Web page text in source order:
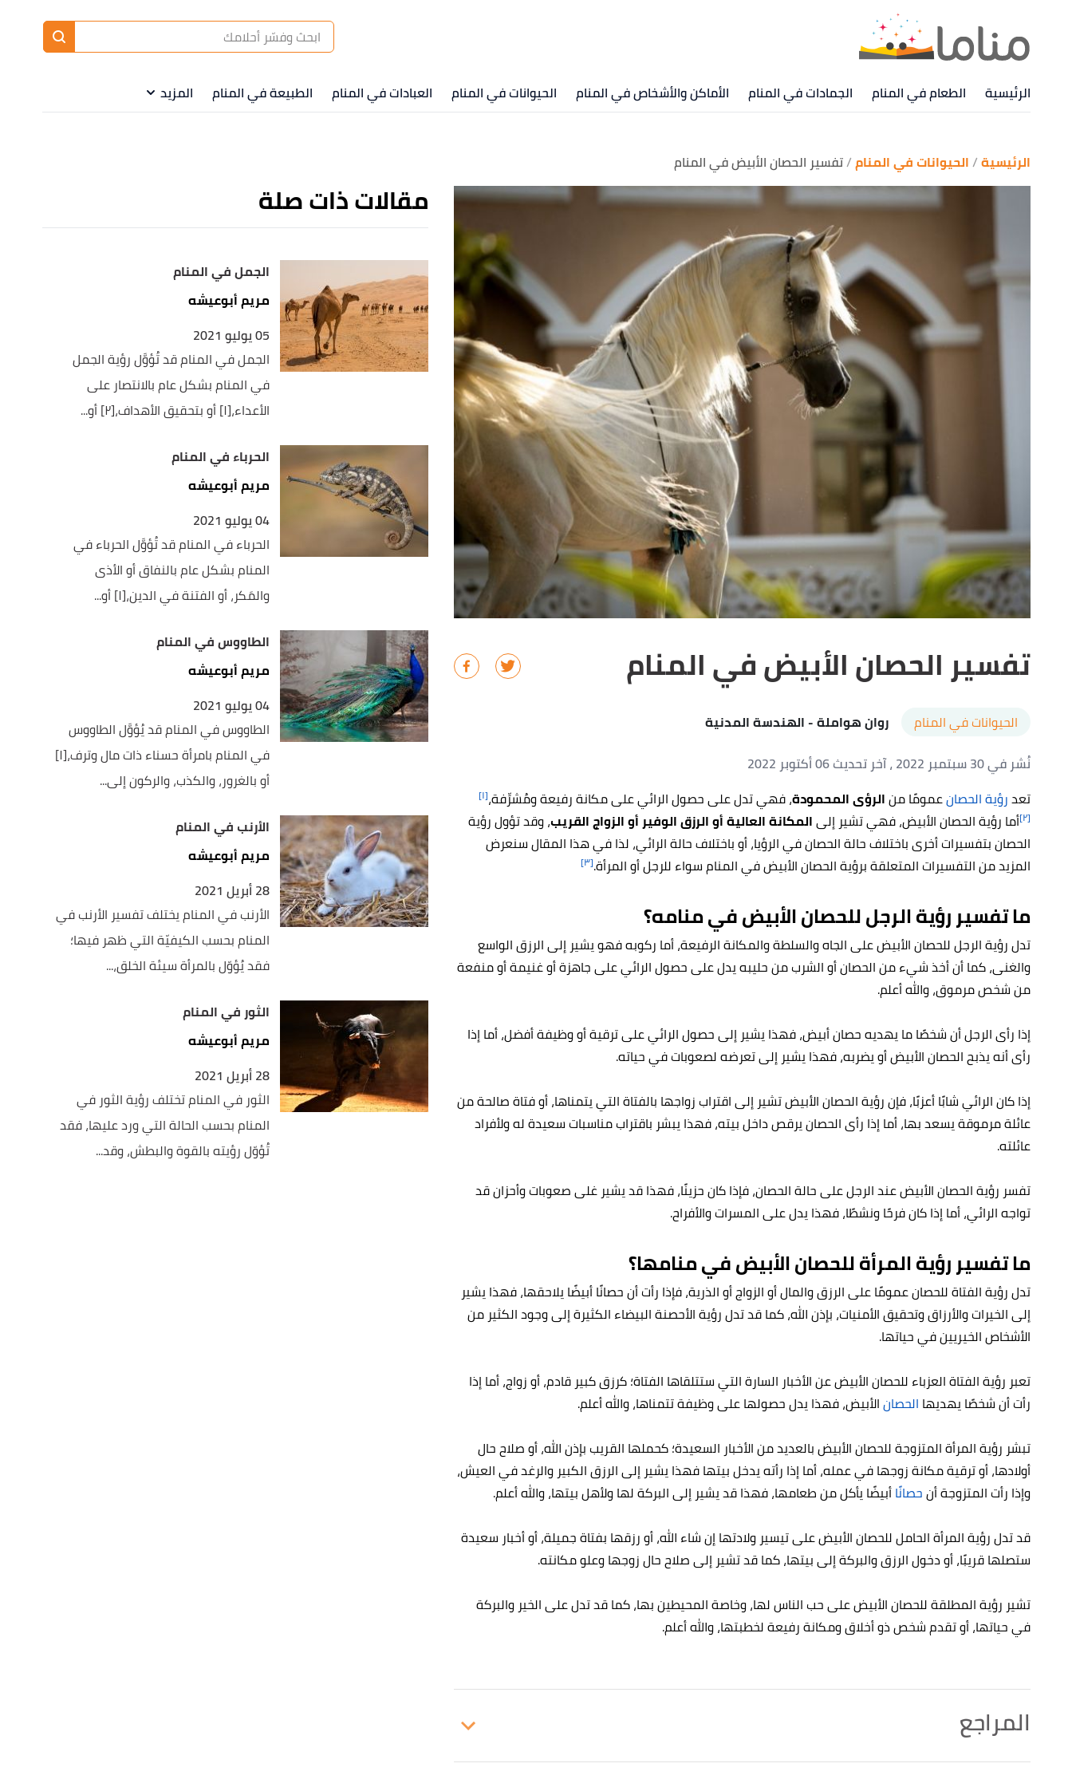
الرئيسية الطعام في المنام الجمادات في المنام الأماكن والأشخاص في المنام الحيوانات في المنام العبادات في المنام الطبيعة في المنام المزيد
الرئيسية الحيوانات في المنام تفسير الحصان الأبيض في المنام
تفسير الحصان الأبيض في المنام
الحيوانات في المنام روان هواملة- الهندسة المدنية
نُشر في 30 سبتمبر 2022
، آخر تحديث 06 أكتوبر 2022
تعدرؤية الحصانعمومًا منالرؤى المحمودة، فهي تدل على حصول الرائي على مكانة رفيعة ومُشرِّفة،[١]
[٢] أما رؤية الحصان الأبيض، فهي تشير إلىالمكانة العالية أو الرزق الوفير أو الزواج القريب، وقد تؤول رؤية
الحصان بتفسيرات أخرى باختلاف حالة الحصان في الرؤيا، أو باختلاف حالة الرائي، لذا في هذا المقال سنعرض
المزيد من التفسيرات المتعلقة برؤية الحصان الأبيض في المنام سواء للرجل أو المرأة.[٣]
ما تفسير رؤية الرجل للحصان الأبيض في منامه؟
تدل رؤية الرجل للحصان الأبيض على الجاه والسلطة والمكانة الرفيعة، أما ركوبه فهو يشير إلى الرزق الواسع
والغنى، كما أن أخذ شيء من الحصان أو الشرب من حليبه يدل على حصول الرائي على جاهزة أو غنيمة أو منفعة
من شخص مرموق، والله أعلم.
إذا رأى الرجل أن شخصًا ما يهديه حصان أبيض، فهذا يشير إلى حصول الرائي على ترقية أو وظيفة أفضل، أما إذا
رأى أنه يذبح الحصان الأبيض أو يضربه، فهذا يشير إلى تعرضه لصعوبات في حياته.
إذا كان الرائي شابًا أعزبًا، فإن رؤية الحصان الأبيض تشير إلى اقتراب زواجها بالفتاة التي يتمناها، أو فتاة صالحة من
عائلة مرموقة يسعد بها، أما إذا رأى الحصان يرقص داخل بيته، فهذا يبشر باقتراب مناسبات سعيدة له ولأفراد
عائلته.
تفسر رؤية الحصان الأبيض عند الرجل على حالة الحصان، فإذا كان حزينًا، فهذا قد يشير غلى صعوبات وأحزان قد
تواجه الرائي، أما إذا كان فرحًا ونشطًا، فهذا يدل على المسرات والأفراح.
ما تفسير رؤية المرأة للحصان الأبيض في منامها؟
تدل رؤية الفتاة للحصان عمومًا على الرزق والمال أو الزواج أو الذرية، فإذا رأت أن حصانًا أبيضًا يلاحقها، فهذا يشير
إلى الخيرات والأرزاق وتحقيق الأمنيات، بإذن الله، كما قد تدل رؤية الأحصنة البيضاء الكثيرة إلى وجود الكثير من
الأشخاص الخيريين في حياتها.
تعبر رؤية الفتاة العزباء للحصان الأبيض عن الأخبار السارة التي ستتلقاها الفتاة؛ كرزق كبير قادم، أو زواج، أما إذا
رأت أن شخصًا يهديها الحصانالأبيض، فهذا يدل حصولها على وظيفة تتمناها، والله أعلم.
تبشر رؤية المرأة المتزوجة للحصان الأبيض بالعديد من الأخبار السعيدة؛ كحملها القريب بإذن الله، أو صلاح حال
أولادها، أو ترقية مكانة زوجها في عمله، أما إذا رأته يدخل بيتها فهذا يشير إلى الرزق الكبير والرغد في العيش،
وإذا رأت المتزوجة أنحصانًاأبيضًا يأكل من طعامها، فهذا قد يشير إلى البركة لها ولأهل بيتها، والله أعلم.
قد تدل رؤية المرأة الحامل للحصان الأبيض على تيسير ولادتها إن شاء الله، أو رزقها بفتاة جميلة، أو أخبار سعيدة
ستصلها قريبًا، أو دخول الرزق والبركة إلى بيتها، كما قد تشير إلى صلاح حال زوجها وعلو مكانته.
تشير رؤية المطلقة للحصان الأبيض على حب الناس لها، وخاصة المحيطين بها، كما قد تدل على الخير والبركة
في حياتها، أو تقدم شخص ذو أخلاق ومكانة رفيعة لخطبتها، والله أعلم.
المراجع
مقالات ذات صلة
الجمل في المنام
مريم أبوعيشه
05 يوليو 2021
الجمل في المنام قد تُؤوَّل رؤية الجمل
في المنام بشكل عام بالانتصار على
الأعداء،[١] أو بتحقيق الأهداف،[٢] أو...
الحرباء في المنام
مريم أبوعيشه
04 يوليو 2021
الحرباء في المنام قد تُؤوَّل الحرباء في
المنام بشكل عام بالنفاق أو الأذى
والمَكر، أو الفتنة في الدين،[١] أو...
الطاووس في المنام
مريم أبوعيشه
04 يوليو 2021
الطاووس في المنام قد يُؤوَّل الطاووس
في المنام بامرأة حسناء ذات مال وترف،[١]
أو بالغرور، والكذب، والركون إلى...
الأرنب في المنام
مريم أبوعيشه
28 أبريل 2021
الأرنب في المنام يختلف تفسير الأرنب في
المنام بحسب الكيفيّة التي ظهر فيها؛
فقد يُؤوّل بالمرأة سيئة الخلق،...
الثور في المنام
مريم أبوعيشه
28 أبريل 2021
الثور في المنام تختلف رؤية الثور في
المنام بحسب الحالة التي ورد عليها، فقد
تُؤوّل رؤيته بالقوة والبطش، وقد...